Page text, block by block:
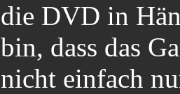
die DVD in
bin, dass das
nicht einfach